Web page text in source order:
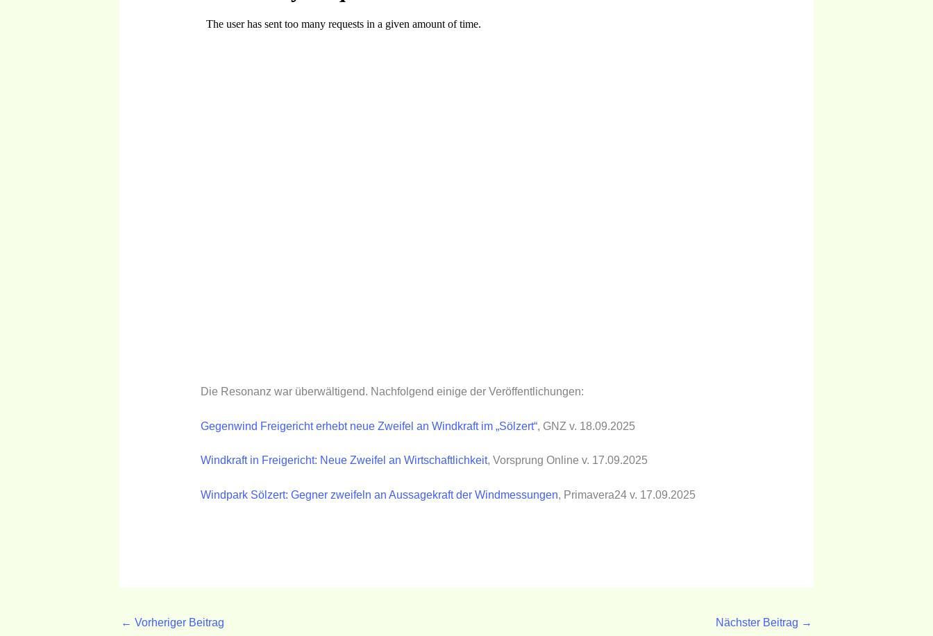
Die Resonanz war überwältigend. Nachfolgend einige der Veröffentlichungen:
Gegenwind Freigericht erhebt neue Zweifel an Windkraft im „Sölzert“, GNZ v. 18.09.2025
Windkraft in Freigericht: Neue Zweifel an Wirtschaftlichkeit, Vorsprung Online v. 17.09.2025
Windpark Sölzert: Gegner zweifeln an Aussagekraft der Windmessungen, Primavera24 v. 17.09.2025
← Vorheriger Beitrag Nächster Beitrag →